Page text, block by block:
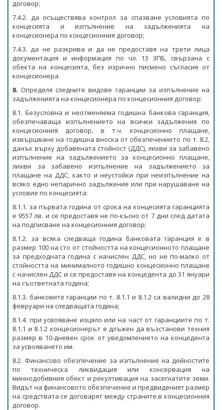
договор;
7.4.2. да осъществява контрол за спазване условията по
концесията и изпълнение на задълженията на
концесионера по концесионния договор;
7.4.3. да не разкрива и да не предоставя на трети лица
документация и информация по чл. 13 ЗПБ, свързана с
обекта на концесията, без изрично писмено съгласие от
концесионера.
8. Определя следните видове гаранции за изпълнение на
задълженията на концесионера по концесионния договор:
8.1. Безусловна и неотменяема годишна банкова гаранция,
обезпечаваща изпълнението на всички задължения по
концесионния договор, в т.ч. концесионно плащане,
извършване на годишна вноска от обезпечението по т. 8.2,
данък върху добавената стойност (ДДС), лихви за забавено
изпълнение на задължението за концесионно плащане,
лихви за забавено изпълнение на задължението за
плащане на ДДС, както и неустойки при неизпълнение на
всяко едно непарично задължение или при нарушаване на
условие по концесията:
8.1.1. за първата година от срока на концесията гаранцията
е 9557 лв. и се предоставя не по-късно от 7 дни след датата
на подписване на концесионния договор;
8.1.2. за всяка следваща година банковата гаранция е в
размер 100 на сто от стойността на концесионното плащане
за предходната година с начислен ДДС, но не по-малко от
стойността на минималното годишно концесионно плащане
с начислен ДДС и се предоставя на концедента до 31 януари
на съответната година;
8.1.3. банковите гаранции по т. 8.1.1 и 8.1.2 са валидни до 28
февруари на следващата година;
8.1.4. при усвояване изцяло или на част от гаранциите по т.
8.1.1 и 8.1.2 концесионерът е длъжен да възстанови техния
размер в 10-дневен срок от уведомлението на концедента
за усвояването им.
8.2. Финансово обезпечение за изпълнение на дейностите
по техническа ликвидация или консервация на
миннодобивния обект и рекултивация на засегнатите земи.
Видът на финансовото обезпечение и предвиденият размер
на средствата се договарят между страните в концесионния
договор.